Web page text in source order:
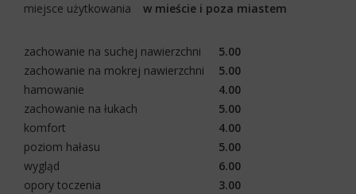
miejsce użytkowania
w mieście i poza miastem
zachowanie na suchej nawierzchni
5.00
zachowanie na mokrej nawierzchni
5.00
hamowanie
4.00
zachowanie na łukach
5.00
komfort
4.00
poziom hałasu
5.00
wygląd
6.00
opory toczenia
3.00